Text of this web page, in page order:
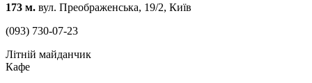
173 м. вул. Преображенська, 19/2, Київ
(093) 730-07-23
Літній майданчик
Кафе